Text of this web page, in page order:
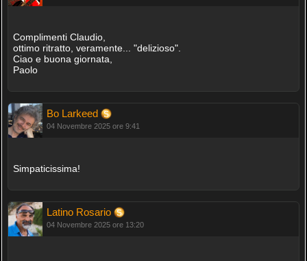
Complimenti Claudio,
ottimo ritratto, veramente... "delizioso".
Ciao e buona giornata,
Paolo
Bo Larkeed
04 Novembre 2025 ore 9:41
Simpaticissima!
Latino Rosario
04 Novembre 2025 ore 13:20